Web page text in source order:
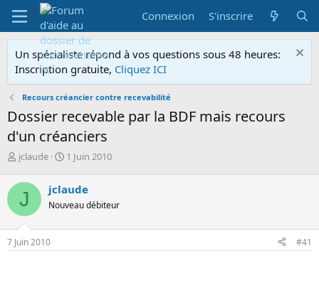
Connexion S'inscrire
Un spécialiste répond à vos questions sous 48 heures:
Inscription gratuite, Cliquez ICI
Recours créancier contre recevabilité
Dossier recevable par la BDF mais recours
d'un créanciers
A
t
u
r
d
e
jclaude
D
e
d
d
1 Juin 2010
J jclaude
Nouveau débiteur
7 Juin 2010 #41